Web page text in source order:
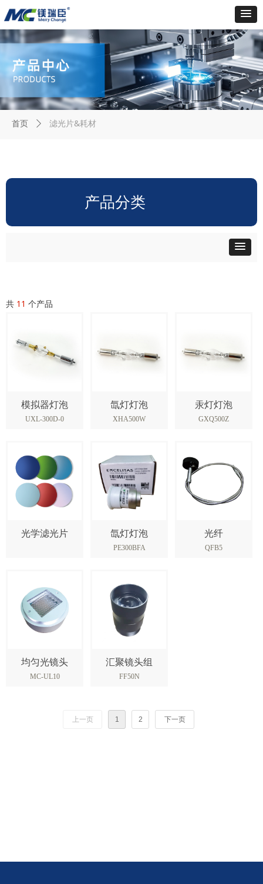
首页 ꄲ 滤光片&耗材
产品分类
共 11 个产品
模拟器灯泡
UXL-300D-0
氙灯灯泡
XHA500W
汞灯灯泡
GXQ500Z
光学滤光片 氙灯灯泡
PE300BFA
光纤
QFB5
均匀光镜头
MC-UL10
汇聚镜头组
FF50N
上一页 1 2 下一页